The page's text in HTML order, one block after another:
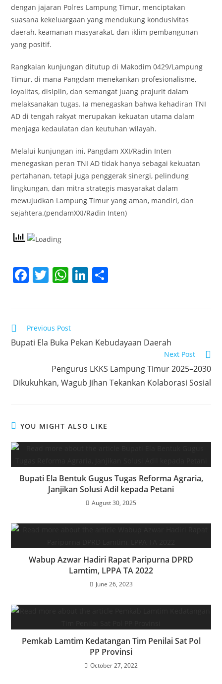
dengan jajaran Polres Lampung Timur, menciptakan
suasana kekeluargaan yang mendukung kondusivitas
daerah, keamanan masyarakat, dan iklim pembangunan
yang positif.
Rangkaian kunjungan ditutup di Makodim 0429/Lampung
Timur, di mana Pangdam menekankan profesionalisme,
loyalitas, disiplin, dan semangat juang prajurit dalam
melaksanakan tugas. Ia menegaskan bahwa kehadiran TNI
AD di tengah rakyat merupakan kekuatan utama dalam
menjaga kedaulatan dan keutuhan wilayah.
Melalui kunjungan ini, Pangdam XXI/Radin Inten
menegaskan peran TNI AD tidak hanya sebagai kekuatan
pertahanan, tetapi juga penggerak sinergi, pelindung
lingkungan, dan mitra strategis masyarakat dalam
mewujudkan Lampung Timur yang aman, mandiri, dan
sejahtera.(pendamXXI/Radin Inten)
F
e
b
k
T
er
W
s
A
p
Li
dI
Read
articles
Previous Post
Bupati Ela Buka Pekan Kebudayaan Daerah
Next Post
Pengurus LKKS Lampung Timur 2025–2030
Dikukuhkan, Wagub Jihan Tekankan Kolaborasi Sosial
YOU MIGHT ALSO LIKE
Bupati Ela Bentuk Gugus Tugas Reforma Agraria,
Janjikan Solusi Adil kepada Petani
August 30, 2025
Wabup Azwar Hadiri Rapat Paripurna DPRD
Lamtim, LPPA TA 2022
June 26, 2023
Pemkab Lamtim Kedatangan Tim Penilai Sat Pol
PP Provinsi
October 27, 2022